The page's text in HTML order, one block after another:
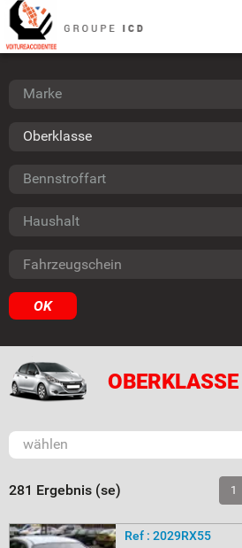
MarkeMarke
TypOberklasse
Bennstroffart
Bennstroffart
Haushalt
Haushalt
Fahrzeugschein
OK
OBERKLASSE
wählen
281 Ergebnis (se) 1
Ref : 2029RX55